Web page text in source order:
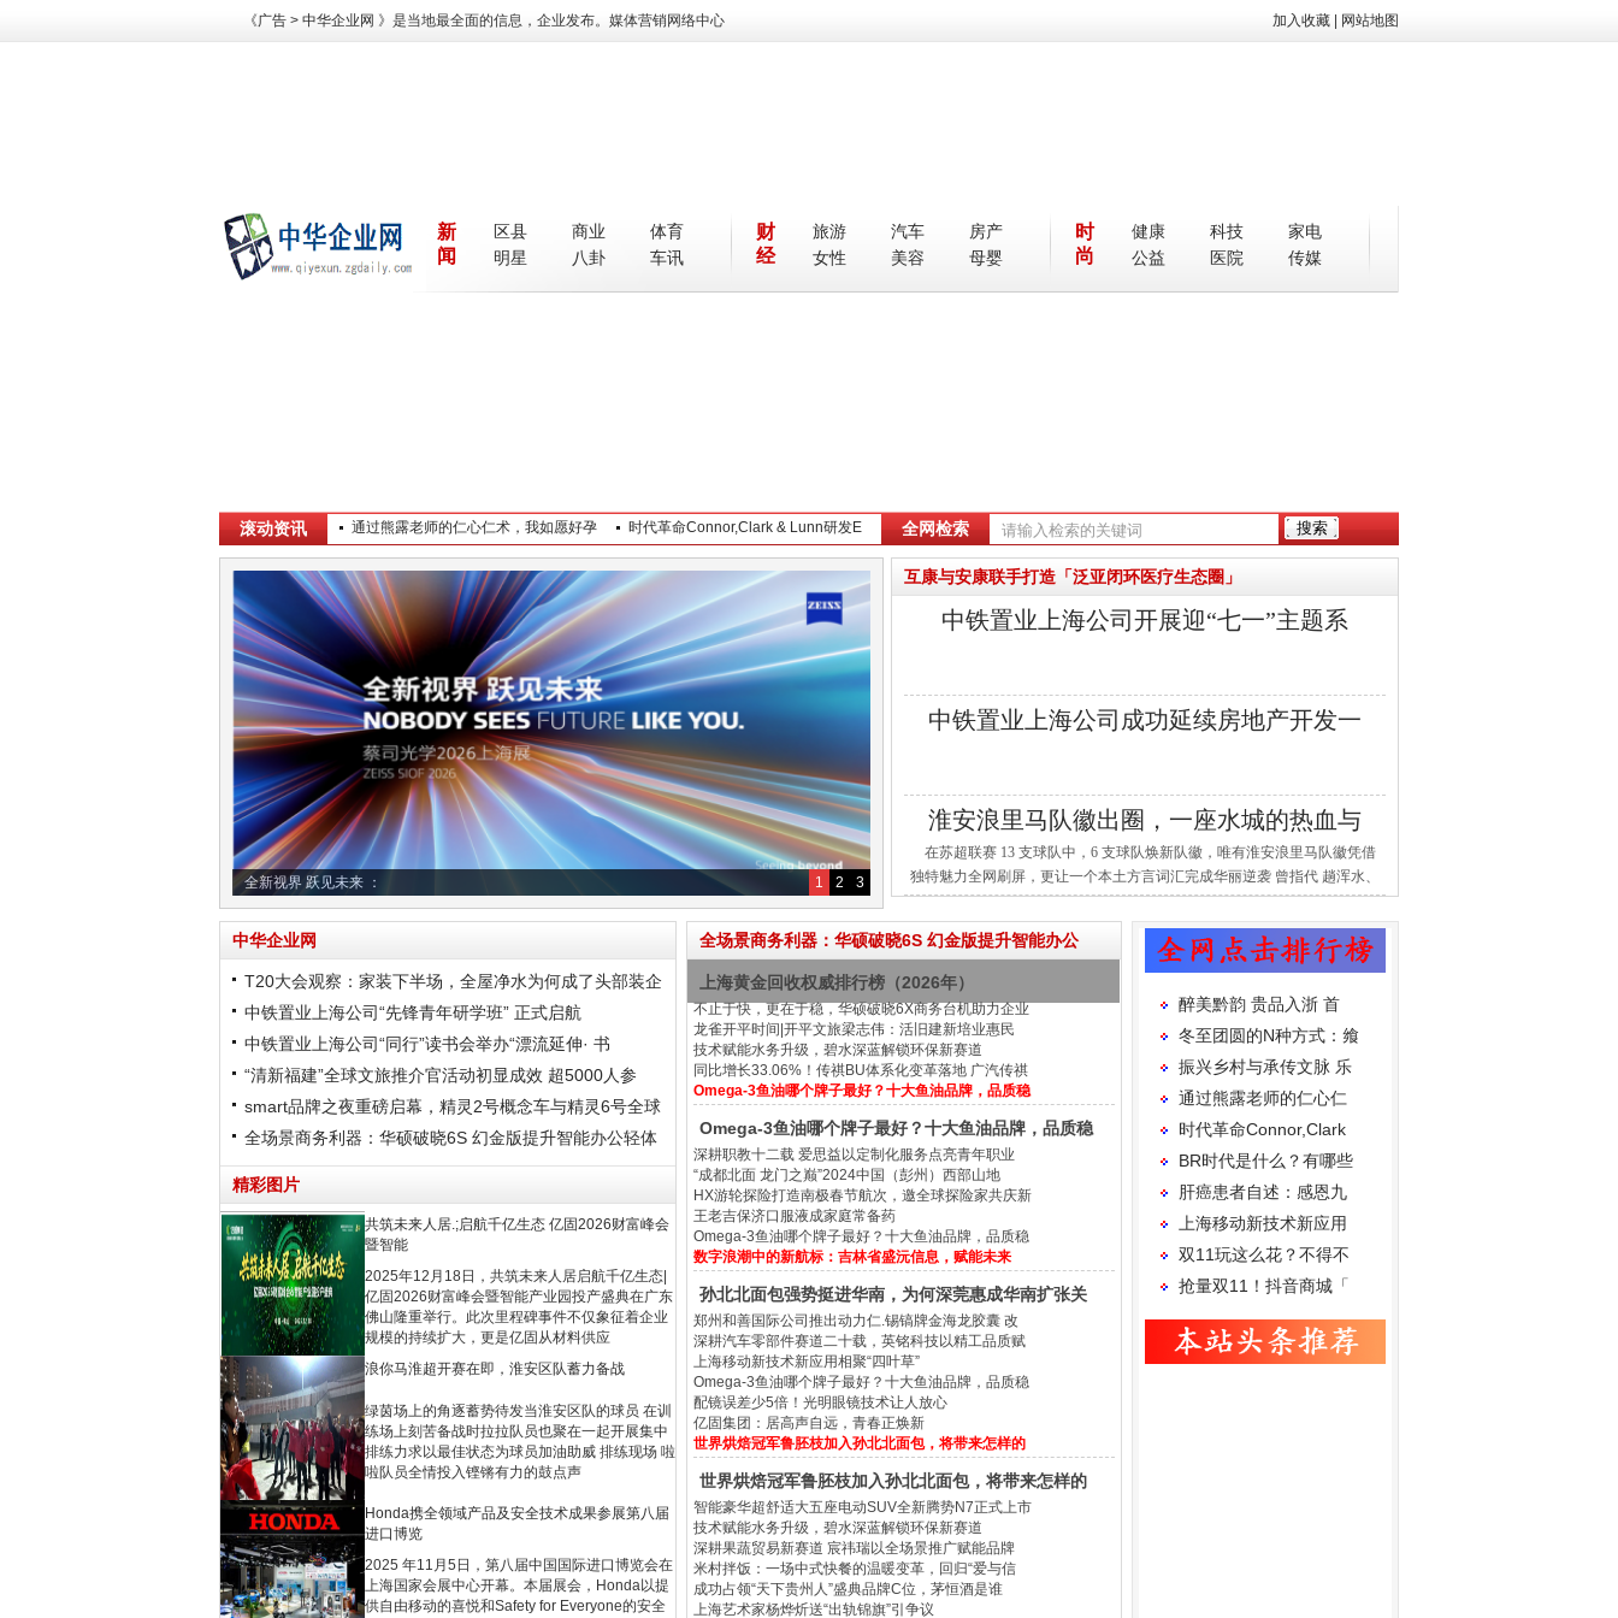
《广告 > 中华企业网 》是当地最全面的信息，企业发布。媒体营销网络中心 加入收藏 网站地图
新
闻
区县 商业
体育
明星
八卦 车讯
财
经
旅游 汽车
房产
女性
美容 母婴
时
尚
健康 科技
家电
公益
医院 传媒
滚动资讯 通过熊露老师的仁心仁术，我如愿好孕 时代革命Connor,Clark & Lunn研发E BR时代是什么？有哪些核心优势？靠谱吗 肝癌患者自述：感恩九泽元拯救我于水火
全网检索
全新视界 跃见未来 ： 1 2 3
互康与安康联手打造「泛亚闭环医疗生态圈」
中铁置业上海公司开展迎“七一”主题系
中铁置业上海公司成功延续房地产开发一
淮安浪里马队徽出圈，一座水城的热血与
在苏超联赛 13 支球队中，6 支球队焕新队徽，唯有淮安浪里马队徽凭借
独特魅力全网刷屏，更让一个本土方言词汇完成华丽逆袭 曾指代 趟浑水、
爱惹事 的 浪里马，如今已成为淮安敢闯敢拼、遇强则强的城市精神
中华企业网
T20大会观察：家装下半场，全屋净水为何成了头部装企
中铁置业上海公司“先锋青年研学班” 正式启航
中铁置业上海公司“同行”读书会举办“漂流延伸· 书
“清新福建”全球文旅推介官活动初显成效 超5000人参
smart品牌之夜重磅启幕，精灵2号概念车与精灵6号全球
全场景商务利器：华硕破晓6S 幻金版提升智能办公轻体
精彩图片
共筑未来人居.;启航千亿生态 亿固2026财富峰会
暨智能
2025年12月18日，共筑未来人居启航千亿生态|
亿固2026财富峰会暨智能产业园投产盛典在广东
佛山隆重举行。此次里程碑事件不仅象征着企业
规模的持续扩大，更是亿固从材料供应
浪你马淮超开赛在即，淮安区队蓄力备战
绿茵场上的角逐蓄势待发当淮安区队的球员 在训
练场上刻苦备战时拉拉队员也聚在一起开展集中
排练力求以最佳状态为球员加油助威 排练现场 啦
啦队员全情投入铿锵有力的鼓点声
Honda携全领域产品及安全技术成果参展第八届
进口博览
2025 年11月5日，第八届中国国际进口博览会在
上海国家会展中心开幕。本届展会，Honda以提
供自由移动的喜悦和Safety for Everyone的安全
全场景商务利器：华硕破晓6S 幻金版提升智能办公
上海黄金回收权威排行榜（2026年）
不止于快，更在于稳，华硕破晓6X商务台机助力企业
龙雀开平时间|开平文旅梁志伟：活旧建新培业惠民
技术赋能水务升级，碧水深蓝解锁环保新赛道
同比增长33.06%！传祺BU体系化变革落地 广汽传祺
Omega-3鱼油哪个牌子最好？十大鱼油品牌，品质稳
Omega-3鱼油哪个牌子最好？十大鱼油品牌，品质稳
深耕职教十二载 爱思益以定制化服务点亮青年职业
“成都北面 龙门之巅”2024中国（彭州）西部山地
HX游轮探险打造南极春节航次，邀全球探险家共庆新
王老吉保济口服液成家庭常备药
Omega-3鱼油哪个牌子最好？十大鱼油品牌，品质稳
数字浪潮中的新航标：吉林省盛沅信息，赋能未来
孙北北面包强势挺进华南，为何深莞惠成华南扩张关
郑州和善国际公司推出动力仁.锡镐牌金海龙胶囊 改
深耕汽车零部件赛道二十载，英铭科技以精工品质赋
上海移动新技术新应用相聚“四叶草”
Omega-3鱼油哪个牌子最好？十大鱼油品牌，品质稳
配镜误差少5倍！光明眼镜技术让人放心
亿固集团：居高声自远，青春正焕新
世界烘焙冠军鲁胚枝加入孙北北面包，将带来怎样的
世界烘焙冠军鲁胚枝加入孙北北面包，将带来怎样的
智能豪华超舒适大五座电动SUV全新腾势N7正式上市
技术赋能水务升级，碧水深蓝解锁环保新赛道
深耕果蔬贸易新赛道 宸祎瑞以全场景推广赋能品牌
米村拌饭：一场中式快餐的温暖变革，回归“爱与信
成功占领“天下贵州人”盛典品牌C位，茅恒酒是谁
上海艺术家杨烨炘送“出轨锦旗”引争议
醉美黔韵 贵品入浙 首
冬至团圆的N种方式：飨
振兴乡村与承传文脉 乐
通过熊露老师的仁心仁
时代革命Connor,Clark
BR时代是什么？有哪些
肝癌患者自述：感恩九
上海移动新技术新应用
双11玩这么花？不得不
抢量双11！抖音商城「